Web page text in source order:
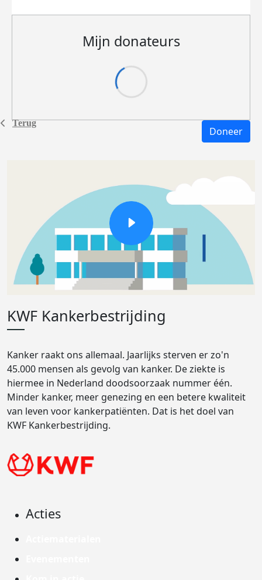
Terug
Mijn donateurs
Doneer
KWF Kankerbestrijding
Kanker raakt ons allemaal. Jaarlijks sterven er zo'n
45.000 mensen als gevolg van kanker. De ziekte is
hiermee in Nederland doodsoorzaak nummer één.
Minder kanker, meer genezing en een betere kwaliteit
van leven voor kankerpatiënten. Dat is het doel van
KWF Kankerbestrijding.
Acties